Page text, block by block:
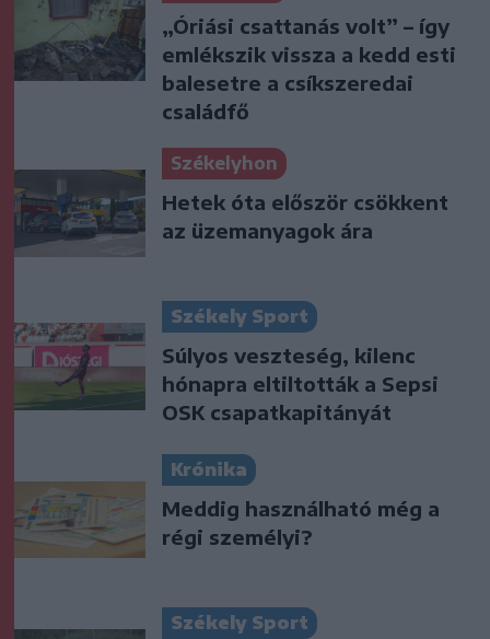
„Óriási csattanás volt” – így
emlékszik vissza a kedd esti
balesetre a csíkszeredai
családfő
Székelyhon
Hetek óta először csökkent
az üzemanyagok ára
Székely Sport
Súlyos veszteség, kilenc
hónapra eltiltották a Sepsi
OSK csapatkapitányát
Krónika
Meddig használható még a
régi személyi?
Székely Sport